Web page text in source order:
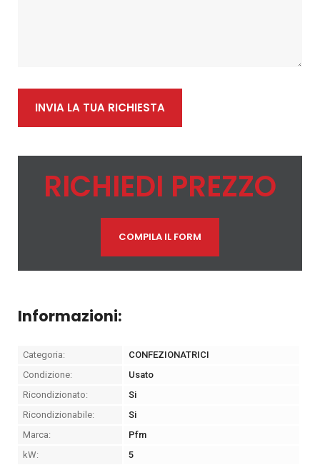
INVIA LA TUA RICHIESTA
RICHIEDI PREZZO
COMPILA IL FORM
Informazioni:
Categoria:
CONFEZIONATRICI
Condizione:
Usato
Ricondizionato:
Si
Ricondizionabile:
Si
Marca:
Pfm
kW:
5